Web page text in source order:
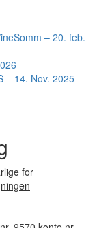
– 20. feb.
– 14. Nov. 2025
for